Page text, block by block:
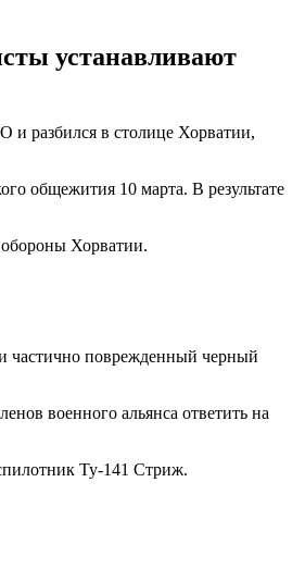
устанавливают
и разбился в столице Хорватии,
общежития 10 марта. В результате
Хорватии.
частично поврежденный черный
военного альянса ответить на
Ту-141 Стриж.